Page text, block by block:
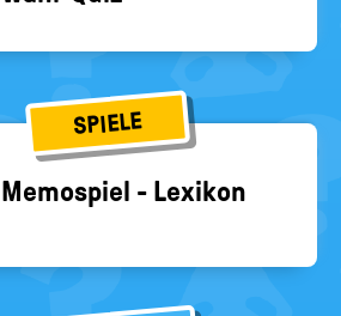
SPIELE
Me­mo­spiel - Le­xi­kon